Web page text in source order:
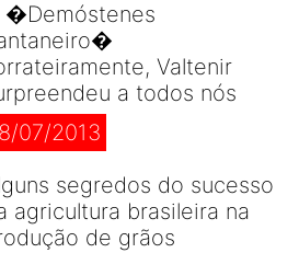
�Demóstenes
Valtenir
a todos nós
07/2013
segredos do sucesso
agricultura brasileira na
de grãos